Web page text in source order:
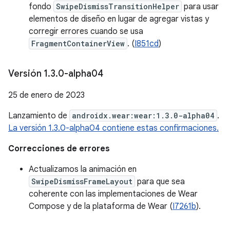
fondo SwipeDismissTransitionHelper para usar
elementos de diseño en lugar de agregar vistas y
corregir errores cuando se usa
FragmentContainerView . (I851cd)
Versión 1.3.0-alpha04
25 de enero de 2023
Lanzamiento de androidx.wear:wear:1.3.0-alpha04 .
La versión 1.3.0-alpha04 contiene estas confirmaciones.
Correcciones de errores
Actualizamos la animación en
SwipeDismissFrameLayout para que sea
coherente con las implementaciones de Wear
Compose y de la plataforma de Wear (I7261b).